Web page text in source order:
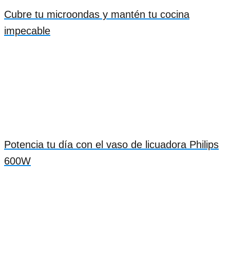
Cubre tu microondas y mantén tu cocina
impecable
Potencia tu día con el vaso de licuadora Philips
600W